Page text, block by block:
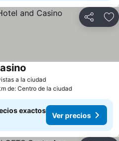
Compartir
a la ciudadVer precios
de: Centro de la ciudad
exactos
Ver precios